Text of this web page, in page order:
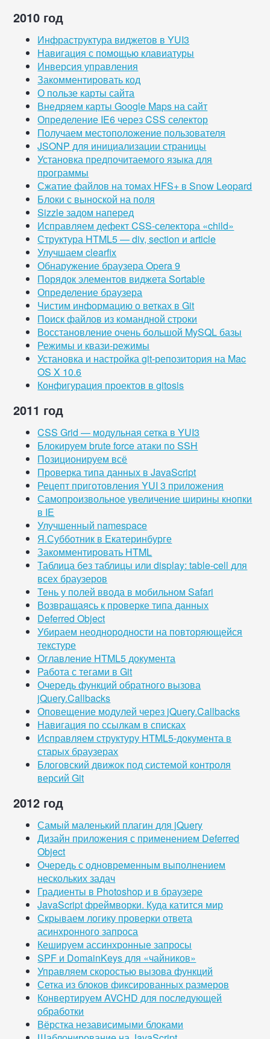
2010 год
Инфраструктура виджетов в YUI3
Навигация с помощью клавиатуры
Инверсия управления
Закомментировать код
О пользе карты сайта
Внедряем карты Google Maps на сайт
Определение IE6 через CSS селектор
Получаем местоположение пользователя
JSONP для инициализации страницы
Установка предпочитаемого языка для
программы
Сжатие файлов на томах HFS+ в Snow Leopard
Блоки с выноской на поля
Sizzle задом наперед
Исправляем дефект CSS-селектора «child»
Структура HTML5 — div, section и article
Улучшаем clearfix
Обнаружение браузера Opera 9
Порядок элементов виджета Sortable
Определение браузера
Чистим информацию о ветках в Git
Поиск файлов из командной строки
Восстановление очень большой MySQL базы
Режимы и квази-режимы
Установка и настройка git-репозитория на Mac
OS X 10.6
Конфигурация проектов в gitosis
2011 год
CSS Grid — модульная сетка в YUI3
Блокируем brute force атаки по SSH
Позиционируем всё
Проверка типа данных в JavaScript
Рецепт приготовления YUI 3 приложения
Самопроизвольное увеличение ширины кнопки
в IE
Улучшенный namespace
Я.Субботник в Екатеринбурге
Закомментировать HTML
Таблица без таблицы или display: table-cell для
всех браузеров
Тень у полей ввода в мобильном Safari
Возвращаясь к проверке типа данных
Deferred Object
Убираем неоднородности на повторяющейся
текстуре
Оглавление HTML5 документа
Работа с тегами в Git
Очередь функций обратного вызова
jQuery.Callbacks
Оповещение модулей через jQuery.Callbacks
Навигация по ссылкам в списках
Исправляем структуру HTML5-документа в
старых браузерах
Блоговский движок под системой контроля
версий Git
2012 год
Самый маленький плагин для jQuery
Дизайн приложения с применением Deferred
Object
Очередь с одновременным выполнением
нескольких задач
Градиенты в Photoshop и в браузере
JavaScript фреймворки. Куда катится мир
Скрываем логику проверки ответа
асинхронного запроса
Кешируем ассинхронные запросы
SPF и DomainKeys для «чайников»
Управляем скоростью вызова функций
Сетка из блоков фиксированных размеров
Конвертируем AVCHD для последующей
обработки
Вёрстка независимыми блоками